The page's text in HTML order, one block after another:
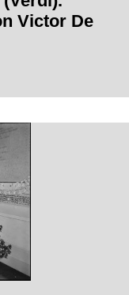
Victor De